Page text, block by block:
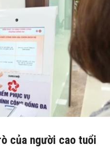
của người cao tuổi